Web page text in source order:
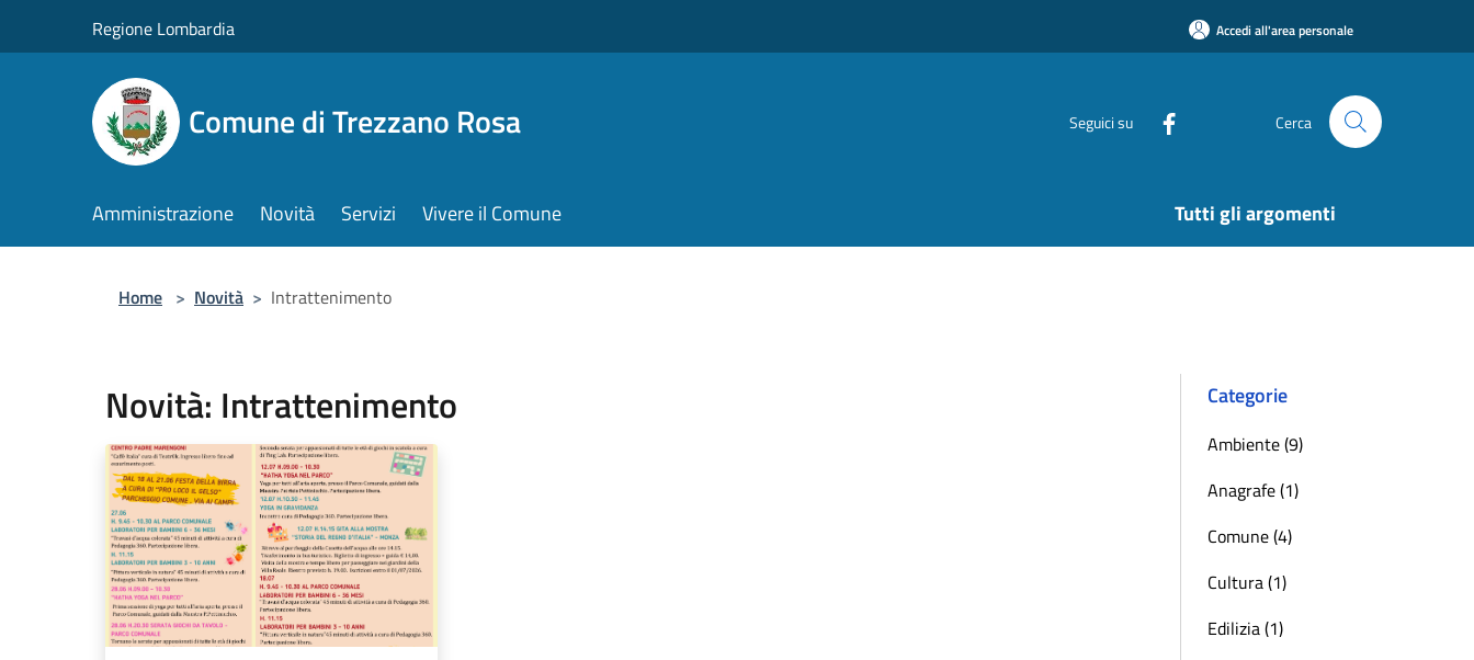
Regione Lombardia Accedi all'area personale
Comune di Trezzano Rosa Seguici su Cerca
Amministrazione Novità Servizi Vivere il Comune Tutti gli argomenti
Home > Novità > Intrattenimento
Novità: Intrattenimento Categorie
Ambiente (9)
Anagrafe (1)
Comune (4)
Cultura (1)
Edilizia (1)